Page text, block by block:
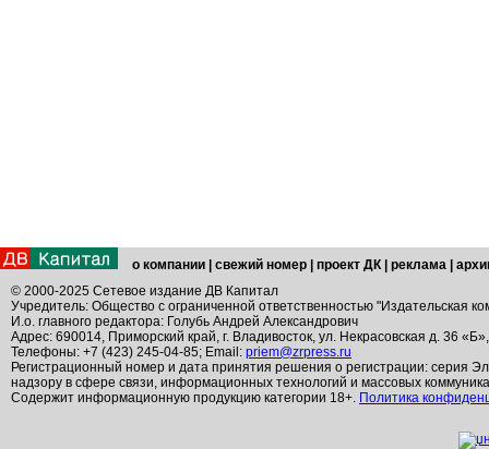
о компании свежий номер проект ДК реклама
© 2000-2025 Сетевое издание ДВ Капитал
Учредитель: Общество с ограниченной ответственностью "Издательская
И.о. главного редактора: Голубь Андрей Александрович
Адрес: 690014, Приморский край, г. Владивосток, ул. Некрасовская д. 36
Телефоны: +7 (423) 245-04-85; Email: priem@zrpress.ru
Регистрационный номер и дата принятия решения о регистрации: серия
надзору в сфере связи, информационных технологий и массовых
Содержит информационную продукцию категории 18+. Политика